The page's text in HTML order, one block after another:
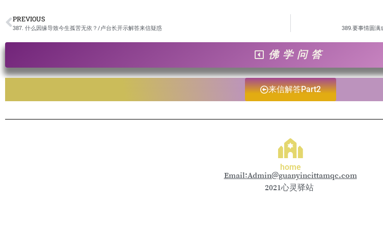
PREVIOUS
387. 什么因缘导致今生孤苦无依？/卢台长开示解答来信疑惑 389.要事情圆满
佛学问答
来信解答Part2
home
Email:Admin@guanyincittamqc.com
2021心灵驿站